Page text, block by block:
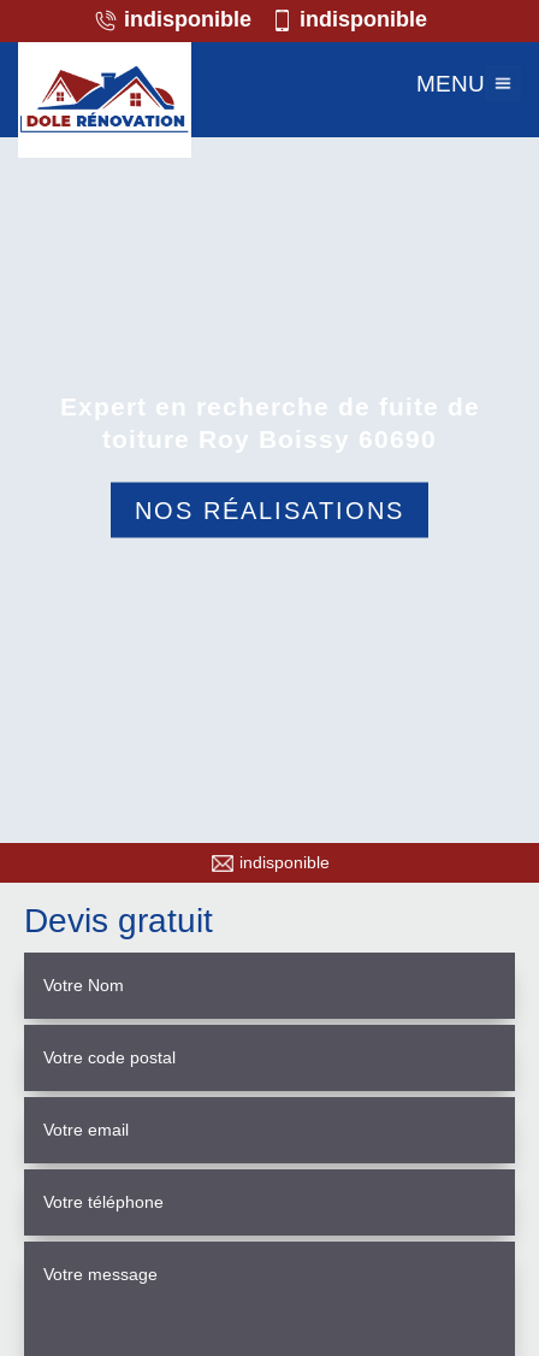
indisponible indisponible
MENU
Expert en recherche de fuite de
toiture Roy Boissy 60690
NOS RÉALISATIONS
indisponible
Devis gratuit